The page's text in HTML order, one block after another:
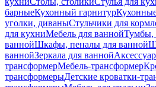
барныеКухонный гарнитур
уголки, диваныСтульчики для
для кухниМебель для ваннойТумбы,
ваннойШкафы, пеналы для ванной
ваннойЗеркала для ванной
трансформерМебель-трансформер
трансформерыДетские кроватки-